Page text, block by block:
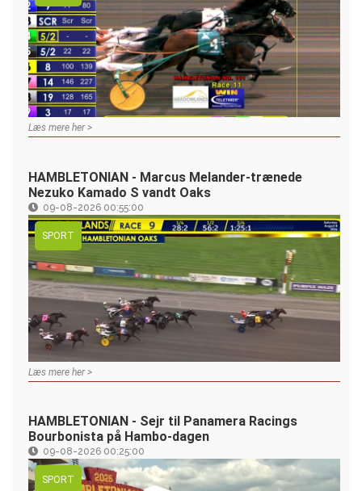
Læs mere her >
HAMBLETONIAN - Marcus Melander-trænede
Nezuko Kamado S vandt Oaks
09-08-2026 00:55:00
SPORT
Læs mere her >
HAMBLETONIAN - Sejr til Panamera Racings
Bourbonista på Hambo-dagen
09-08-2026 00:25:00
SPORT